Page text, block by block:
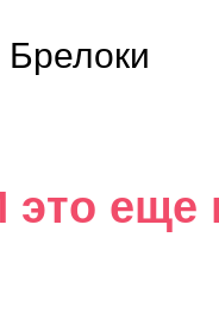
Брелоки
это еще